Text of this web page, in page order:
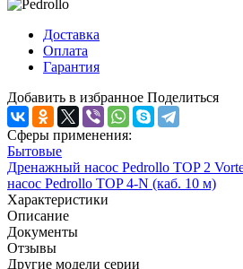
Доставка
Оплата
Гарантия
Добавить в избранное Поделиться
Сферы применения:
Бытовые
Дренажный насос Pedrollo TOP 2
насос Pedrollo TOP 4-N (каб. 10 м)
Характеристики
Описание
Документы
Отзывы
Другие модели серии